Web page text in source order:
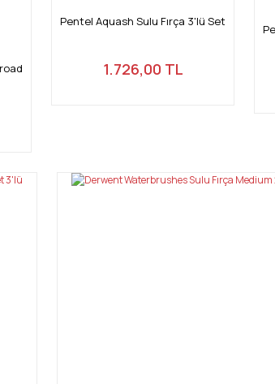
Gönder
Pentel Aquash Sulu Fırça 3'lü Set
1.726,00 TL